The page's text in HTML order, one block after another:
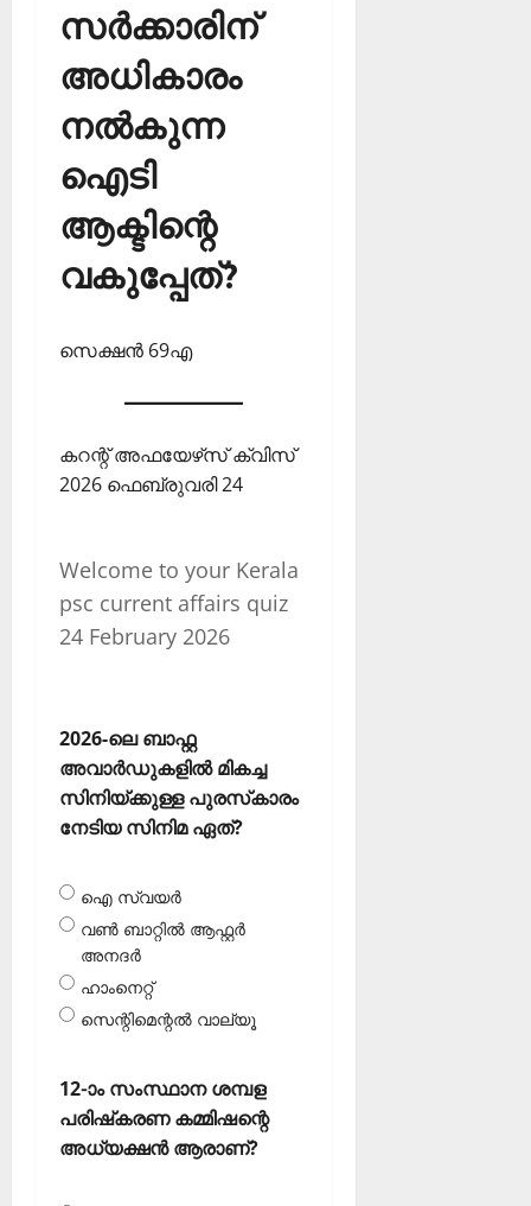
സര്‍ക്കാരിന്
അധികാരം
നല്‍കുന്ന
ഐടി
ആക്ടിന്റെ
വകുപ്പേത്?
സെക്ഷന്‍ 69എ
കറന്റ് അഫയേഴ്‌സ് ക്വിസ്
2026 ഫെബ്രുവരി 24
Welcome to your Kerala
psc current affairs quiz
24 February 2026
2026-ലെ ബാഫ്റ്റ
അവാര്‍ഡുകളില്‍ മികച്ച
സിനിയ്ക്കുള്ള പുരസ്‌കാരം
നേടിയ സിനിമ ഏത്?
ഐ സ്വയര്‍
വണ്‍ ബാറ്റില്‍ ആഫ്റ്റര്‍
അനദര്‍
ഹാംനെറ്റ്
സെന്റിമെന്റല്‍ വാല്യൂ
12-ാം സംസ്ഥാന ശമ്പള
പരിഷ്‌കരണ കമ്മിഷന്റെ
അധ്യക്ഷന്‍ ആരാണ്?